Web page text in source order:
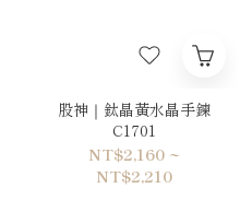
股神｜鈦晶黃水晶手鍊
C1701
NT$2,160 ~
NT$2,210